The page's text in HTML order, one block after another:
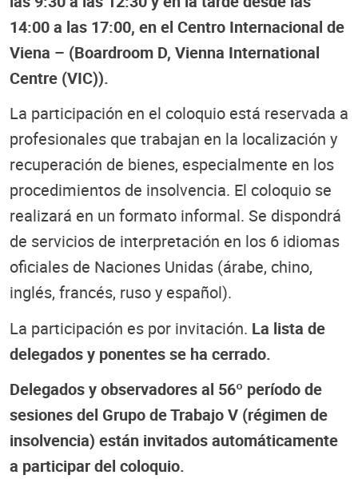
14:00 a las 17:00, en el Centro Internacional de
Viena – (Boardroom D, Vienna International
Centre (VIC)).
La participación en el coloquio está reservada a
profesionales que trabajan en la localización y
recuperación de bienes, especialmente en los
procedimientos de insolvencia. El coloquio se
realizará en un formato informal. Se dispondrá
de servicios de interpretación en los 6 idiomas
oficiales de Naciones Unidas (árabe, chino,
inglés, francés, ruso y español).
La participación es por invitación. La lista de
delegados y ponentes se ha cerrado.
Delegados y observadores al 56º período de
sesiones del Grupo de Trabajo V (régimen de
insolvencia) están invitados automáticamente
a participar del coloquio.